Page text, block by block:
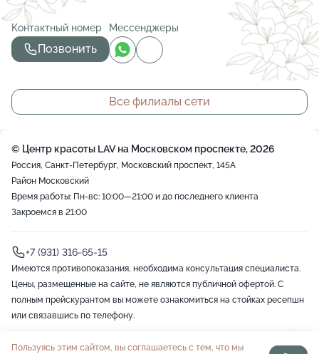
Контактный номер
Позвонить
Мессенджеры
Все филиалы сети
© Центр красоты LAV на Московском проспекте, 2026
Россия, Санкт-Петербург, Московский проспект, 145А
Район Московский
Время работы: Пн-вс: 10:00—21:00 и до последнего клиента
Закроемся в 21:00
+7 (931) 316-65-15
Имеются противопоказания, необходима консультация специалиста.
Цены, размещенные на сайте, не являются публичной офертой. С
полным прейскурантом вы можете ознакомиться на стойках ресепшн
или связавшись по телефону.
Пользуясь этим сайтом, вы соглашаетесь с тем, что мы